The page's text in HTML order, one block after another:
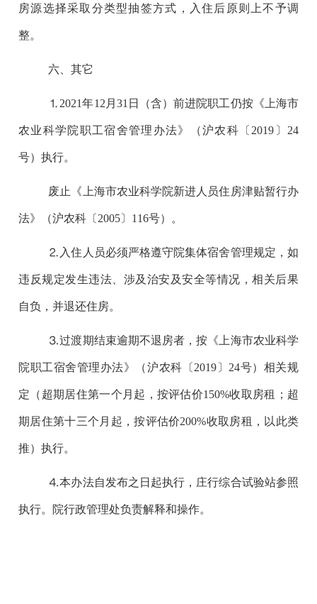
房源选择采取分类型抽签方式，入住后原则上不予调
整。
六、其它
⒈2021年12月31日（含）前进院职工仍按《上海市
农业科学院职工宿舍管理办法》（沪农科〔2019〕24
号）执行。
废止《上海市农业科学院新进人员住房津贴暂行办
法》（沪农科〔2005〕116号）。
⒉入住人员必须严格遵守院集体宿舍管理规定，如
违反规定发生违法、涉及治安及安全等情况，相关后果
自负，并退还住房。
⒊过渡期结束逾期不退房者，按《上海市农业科学
院职工宿舍管理办法》（沪农科〔2019〕24号）相关规
定（超期居住第一个月起，按评估价150%收取房租；超
期居住第十三个月起，按评估价200%收取房租，以此类
推）执行。
⒋本办法自发布之日起执行，庄行综合试验站参照
执行。院行政管理处负责解释和操作。